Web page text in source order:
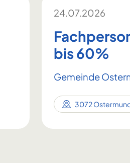
24.07.2026
bis 60%
Gemeinde
3072